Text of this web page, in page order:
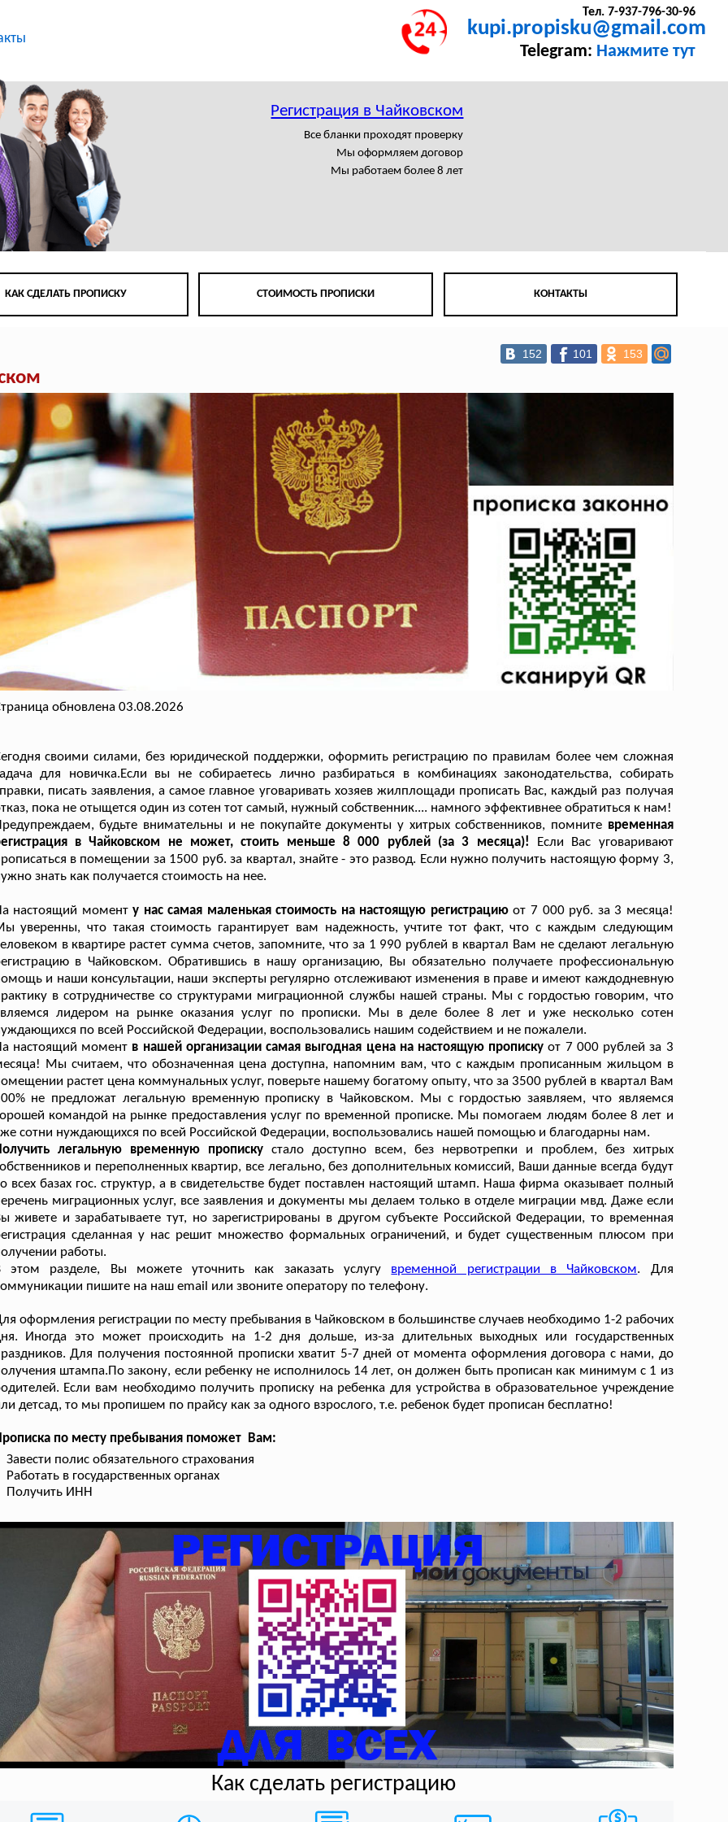
Тел. 7-937-796-30-96
kupi.propisku@gmail.com
Telegram: Нажмите тут
Регистрация в Чайковском
Все бланки проходят проверку
Мы оформляем договор
Мы работаем более 8 лет
КАК СДЕЛАТЬ ПРОПИСКУ СТОИМОСТЬ ПРОПИСКИ КОНТАКТЫ
152 101 153
обновлена 03.08.2026
своими силами, без юридической поддержки, оформить регистрацию по правилам более чем сложная
для новичка.Если вы не собираетесь лично разбираться в комбинациях законодательства, собирать
писать заявления, а самое главное уговаривать хозяев жилплощади прописать Вас, каждый раз получая
пока не отыщется один из сотен тот самый, нужный собственник.... намного эффективнее обратиться к нам!
будьте внимательны и не покупайте документы у хитрых собственников, помните временная
в Чайковском не может, стоить меньше 8 000 рублей (за 3 месяца)!
Если Вас уговаривают
в помещении за 1500 руб. за квартал, знайте - это развод. Если нужно получить настоящую форму 3,
знать как получается стоимость на нее.
настоящий моменту нас самая маленькая стоимость на настоящую регистрациюот 7 000 руб. за 3 месяца!
уверенны, что такая стоимость гарантирует вам надежность, учтите тот факт, что с каждым следующим
в квартире растет сумма счетов, запомните, что за 1 990 рублей в квартал Вам не сделают легальную
в Чайковском. Обратившись в нашу организацию, Вы обязательно получаете профессиональную
и наши консультации, наши эксперты регулярно отслеживают изменения в праве и имеют каждодневную
в сотрудничестве со структурами миграционной службы нашей страны. Мы с гордостью говорим, что
лидером на рынке оказания услуг по прописки. Мы в деле более 8 лет и уже несколько сотен
по всей Российской Федерации, воспользовались нашим содействием и не пожалели.
настоящий момент в нашей организации самая выгодная цена на настоящую пропискуот 7 000 рублей за 3
Мы считаем, что обозначенная цена доступна, напомним вам, что с каждым прописанным жильцом в
растет цена коммунальных услуг, поверьте нашему богатому опыту, что за 3500 рублей в квартал Вам
не предложат легальную временную прописку в Чайковском. Мы с гордостью заявляем, что являемся
командой на рынке предоставления услуг по временной прописке. Мы помогаем людям более 8 лет и
сотни нуждающихся по всей Российской Федерации, воспользовались нашей помощью и благодарны нам.
легальную временную пропискустало доступно всем, без нервотрепки и проблем, без хитрых
и переполненных квартир, все легально, без дополнительных комиссий, Ваши данные всегда будут
всех базах гос. структур, а в свидетельстве будет поставлен настоящий штамп. Наша фирма оказывает полный
миграционных услуг, все заявления и документы мы делаем только в отделе миграции мвд. Даже если
живете и зарабатываете тут, но зарегистрированы в другом субъекте Российской Федерации, то временная
сделанная у нас решит множество формальных ограничений, и будет существенным плюсом при
работы.
этом разделе, Вы можете уточнить как заказать услугу временной регистрации в Чайковском. Для
пишите на наш email или звоните оператору по телефону.
оформления регистрации по месту пребывания в Чайковском в большинстве случаев необходимо 1-2 рабочих
Иногда это может происходить на 1-2 дня дольше, из-за длительных выходных или государственных
Для получения постоянной прописки хватит 5-7 дней от момента оформления договора с нами, до
штампа.По закону, если ребенку не исполнилось 14 лет, он должен быть прописан как минимум с 1 из
Если вам необходимо получить прописку на ребенка для устройства в образовательное учреждение
детсад, то мы пропишем по прайсу как за одного взрослого, т.е. ребенок будет прописан бесплатно!
по месту пребывания поможет Вам:
Завести полис обязательного страхования
Работать в государственных органах
Получить ИНН
Как сделать регистрацию